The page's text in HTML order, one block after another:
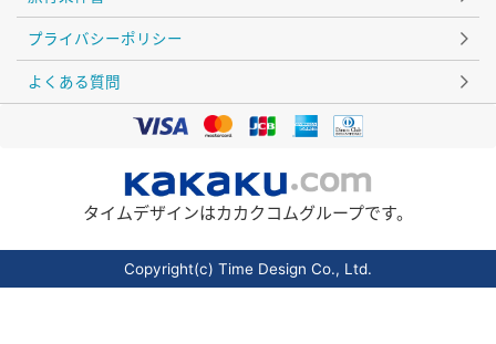
プライバシーポリシー
よくある質問
タイムデザインはカカクコムグループです。
Copyright(c) Time Design Co., Ltd.